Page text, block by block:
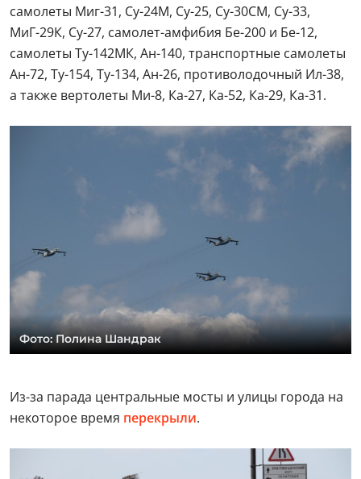
самолеты Миг-31, Су-24М, Су-25, Су-30СМ, Су-33,
МиГ-29К, Су-27, самолет-амфибия Бе-200 и Бе-12,
самолеты Ту-142МК, Ан-140, транспортные самолеты
Ан-72, Ту-154, Ту-134, Ан-26, противолодочный Ил-38,
а также вертолеты Ми-8, Ка-27, Ка-52, Ка-29, Ка-31.
Фото: Полина Шандрак
Из-за парада центральные мосты и улицы города на
некоторое время перекрыли.